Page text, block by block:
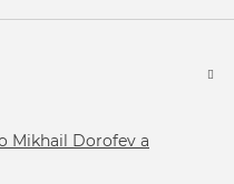
Mikhail Dorofev a